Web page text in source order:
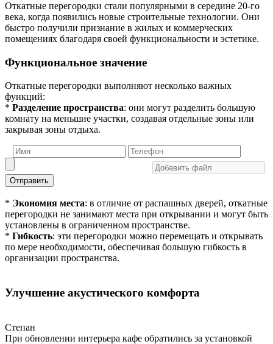
Откатные перегородки стали популярными в середине 20-го
века, когда появились новые строительные технологии. Они
быстро получили признание в жилых и коммерческих
помещениях благодаря своей функциональности и эстетике.
Функциональное значение
Откатные перегородки выполняют несколько важных
функций:
* Разделение пространства: они могут разделить большую
комнату на меньшие участки, создавая отдельные зоны или
закрывая зоны отдыха.
Отправить
* Экономия места: в отличие от распашных дверей, откатные
перегородки не занимают места при открывании и могут быть
установлены в ограниченном пространстве.
* Гибкость: эти перегородки можно перемещать и открывать
по мере необходимости, обеспечивая большую гибкость в
организации пространства.
Улучшение акустического комфорта
Степан
При обновлении интерьера кафе обратились за установкой